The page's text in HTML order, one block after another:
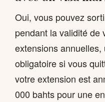
Oui, vous pouvez
pendant la validité de
extensions
obligatoire si vous
votre extension est
000 bahts pour une